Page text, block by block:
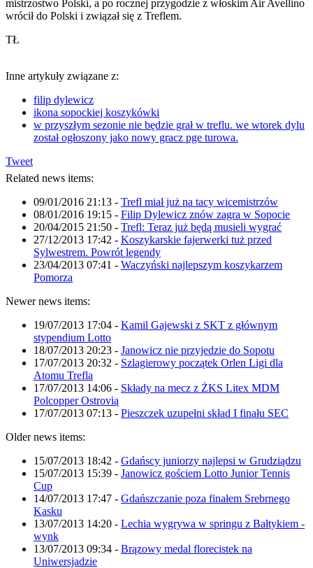
mistrzostwo Polski, a po rocznej przygodzie z włoskim Air Avellino
wrócił do Polski i związał się z Treflem.
TŁ
Inne artykuły związane z:
filip dylewicz
ikona sopockiej koszykówki
w przyszłym sezonie nie będzie grał w treflu. we wtorek dylu
został ogłoszony jako nowy gracz pge turowa.
Tweet
Related news items:
09/01/2016 21:13 - Trefl miał już na tacy wicemistrzów
08/01/2016 19:15 - Filip Dylewicz znów zagra w Sopocie
20/04/2015 21:50 - Trefl: Teraz już będą musieli wygrać
27/12/2013 17:42 - Koszykarskie fajerwerki tuż przed
Sylwestrem. Powrót legendy
23/04/2013 07:41 - Waczyński najlepszym koszykarzem
Pomorza
Newer news items:
19/07/2013 17:04 - Kamil Gajewski z SKT z głównym
stypendium Lotto
18/07/2013 20:23 - Janowicz nie przyjedzie do Sopotu
17/07/2013 20:32 - Szlagierowy początek Orlen Ligi dla
Atomu Trefla
17/07/2013 14:06 - Składy na mecz z ŻKS Litex MDM
Polcopper Ostrovią
17/07/2013 07:13 - Pieszczek uzupełni skład I finału SEC
Older news items:
15/07/2013 18:42 - Gdańscy juniorzy najlepsi w Grudziądzu
15/07/2013 15:39 - Janowicz gościem Lotto Junior Tennis
Cup
14/07/2013 17:47 - Gdańszczanie poza finałem Srebrnego
Kasku
13/07/2013 14:20 - Lechia wygrywa w springu z Bałtykiem -
wynk
13/07/2013 09:34 - Brązowy medal florecistek na
Uniwersjadzie